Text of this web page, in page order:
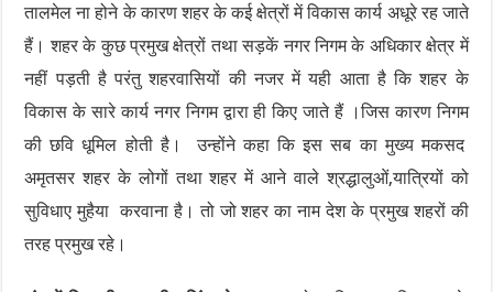
तालमेल ना होने के कारण शहर के कई क्षेत्रों में विकास कार्य अधूरे रह जाते
हैं। शहर के कुछ प्रमुख क्षेत्रों तथा सड़कें नगर निगम के अधिकार क्षेत्र में
नहीं पड़ती है परंतु शहरवासियों की नजर में यही आता है कि शहर के
विकास के सारे कार्य नगर निगम द्वारा ही किए जाते हैं ।जिस कारण निगम
की छवि धूमिल होती है। उन्होंने कहा कि इस सब का मुख्य मकसद
अमृतसर शहर के लोगों तथा शहर में आने वाले श्रद्धालुओं,यात्रियों को
सुविधाए मुहैया करवाना है। तो जो शहर का नाम देश के प्रमुख शहरों की
तरह प्रमुख रहे।